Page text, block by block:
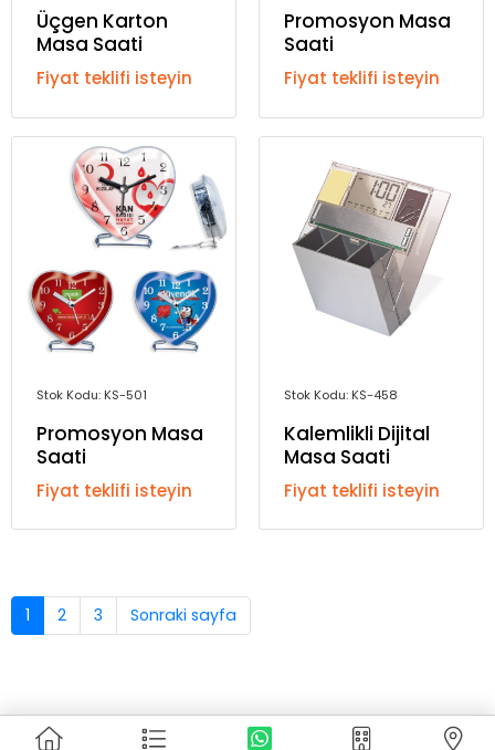
Üçgen Karton
Masa Saati
Fiyat teklifi isteyin
Promosyon Masa
Saati
Fiyat teklifi isteyin
Stok Kodu: KS-501
Promosyon Masa
Saati
Fiyat teklifi isteyin
Stok Kodu: KS-458
Kalemlikli Dijital
Masa Saati
Fiyat teklifi isteyin
1 2 3 Sonraki sayfa